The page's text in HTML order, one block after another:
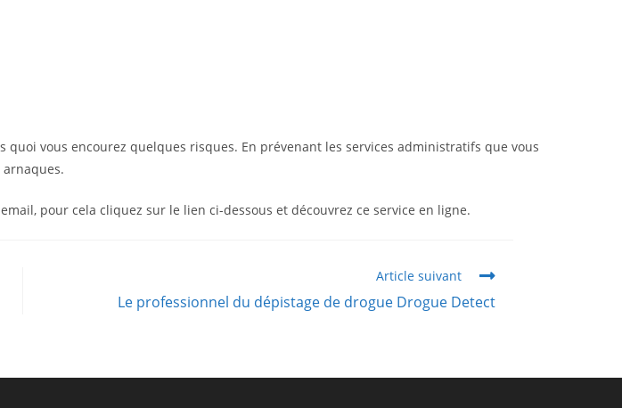
quoi vous encourez quelques risques. En prévenant les services administratifs que vous
arnaques.
pour cela cliquez sur le lien ci-dessous et découvrez ce service en ligne.
Article suivant
Le professionnel du dépistage de drogue Drogue Detect